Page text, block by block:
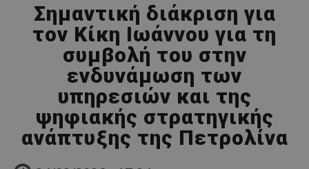
Σημαντική διάκριση για
τον Κίκη Ιωάννου για τη
συμβολή του στην
ενδυνάμωση των
υπηρεσιών και της
ψηφιακής στρατηγικής
ανάπτυξης της Πετρολίνα